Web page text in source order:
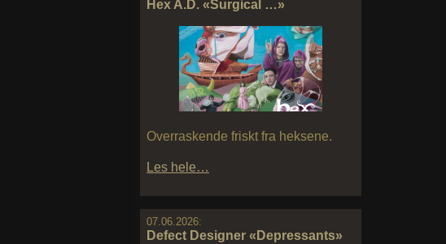
Hex A.D. «Surgical …»
Overraskende friskt fra heksene.
Les hele…
07.06.2026:
Defect Designer «Depressants»